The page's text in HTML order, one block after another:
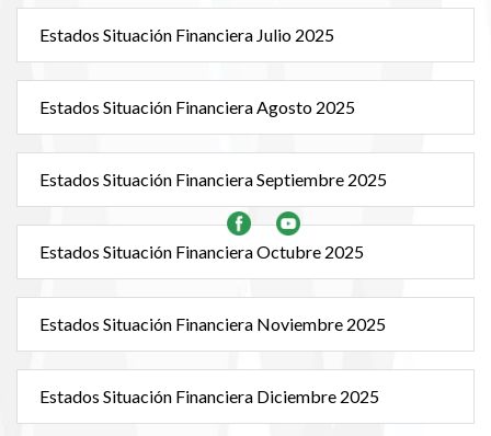
Estados Situación Financiera Julio 2025
Estados Situación Financiera Agosto 2025
Estados Situación Financiera Septiembre 2025
Estados Situación Financiera Octubre 2025
Estados Situación Financiera Noviembre 2025
Estados Situación Financiera Diciembre 2025